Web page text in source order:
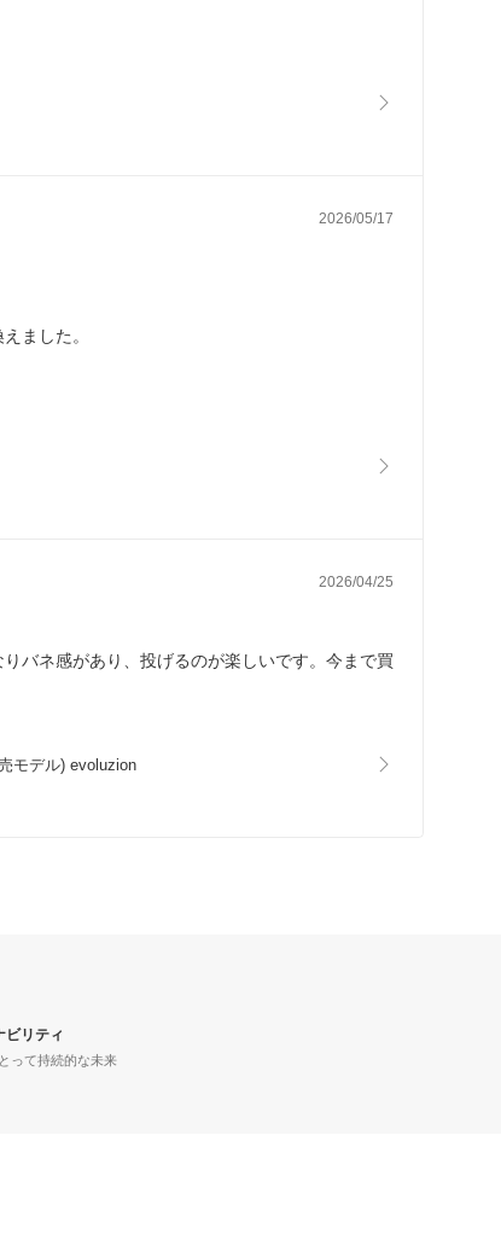
2026/05/17
ました。
2026/04/25
バネ感があり、投げるのが楽しいです。今まで買
モデル) evoluzion
ビリティ
って持続的な未来